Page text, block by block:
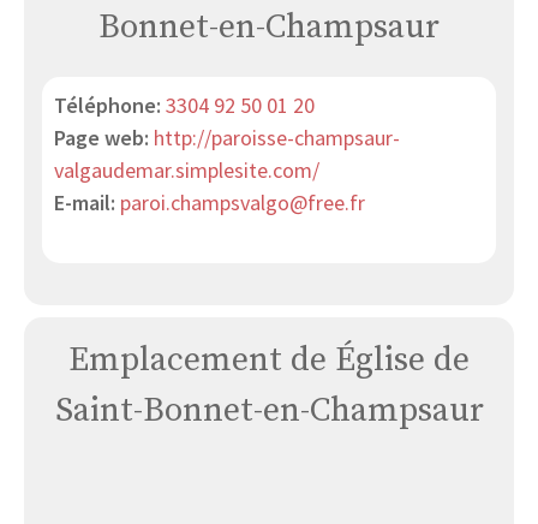
Bonnet-en-Champsaur
Téléphone: 3304 92 50 01 20
Page web: http://paroisse-champsaur-
valgaudemar.simplesite.com/
E-mail: paroi.champsvalgo@free.fr
Emplacement de Église de
Saint-Bonnet-en-Champsaur